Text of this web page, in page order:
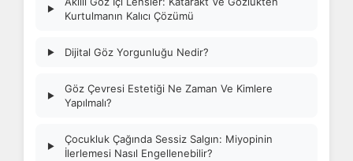
▶
Kurtulmanın Kalıcı Çözümü
▶ Dijital Göz Yorgunluğu Nedir?
▶
Göz Çevresi Estetiği Ne Zaman Ve Kimlere
Yapılmalı?
▶
Çocukluk Çağında Sessiz Salgın: Miyopinin
İlerlemesi Nasıl Engellenebilir?